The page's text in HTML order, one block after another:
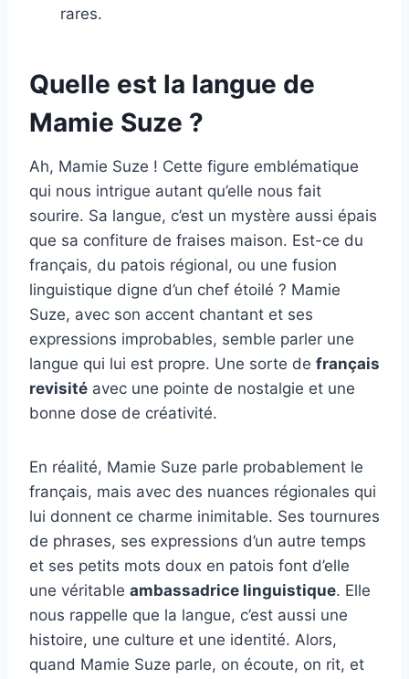
rares.
Quelle est la langue de
Mamie Suze ?
Ah, Mamie Suze ! Cette figure emblématique
qui nous intrigue autant qu’elle nous fait
sourire. Sa langue, c’est un mystère aussi épais
que sa confiture de fraises maison. Est-ce du
français, du patois régional, ou une fusion
linguistique digne d’un chef étoilé ? Mamie
Suze, avec son accent chantant et ses
expressions improbables, semble parler une
langue qui lui est propre. Une sorte de français
revisité avec une pointe de nostalgie et une
bonne dose de créativité.
En réalité, Mamie Suze parle probablement le
français, mais avec des nuances régionales qui
lui donnent ce charme inimitable. Ses tournures
de phrases, ses expressions d’un autre temps
et ses petits mots doux en patois font d’elle
une véritable ambassadrice linguistique. Elle
nous rappelle que la langue, c’est aussi une
histoire, une culture et une identité. Alors,
quand Mamie Suze parle, on écoute, on rit, et